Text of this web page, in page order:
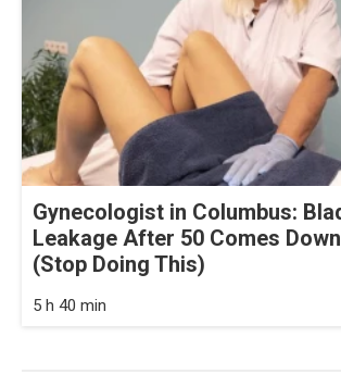
Gynecologist in Columbus:
Leakage After 50 Comes
(Stop Doing This)
5 h 40 min